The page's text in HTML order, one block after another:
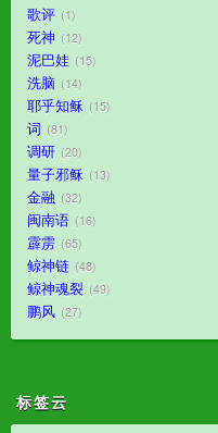
歌评 1
死神 12
泥巴娃 15
洗脑 14
耶乎知稣 15
词 81
调研 20
量子邪稣 13
金融 32
闽南语 16
霹雳 65
鲸神链 48
鲸神魂裂 49
鹏风 27
标签云